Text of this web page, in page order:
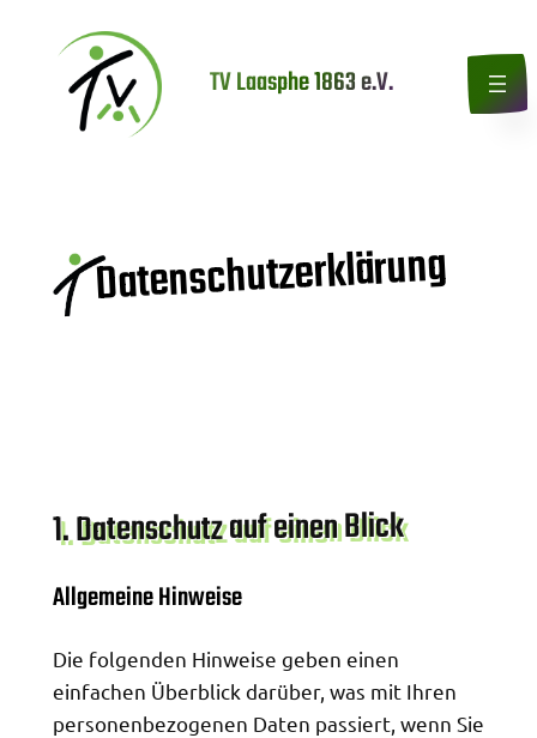
Inhalt
springen
TV Laasphe 1863 e.V.
Datenschutzerklärung
1. Datenschutz auf einen Blick
Allgemeine Hinweise
Die folgenden Hinweise geben einen
einfachen Überblick darüber, was mit Ihren
personenbezogenen Daten passiert, wenn Sie